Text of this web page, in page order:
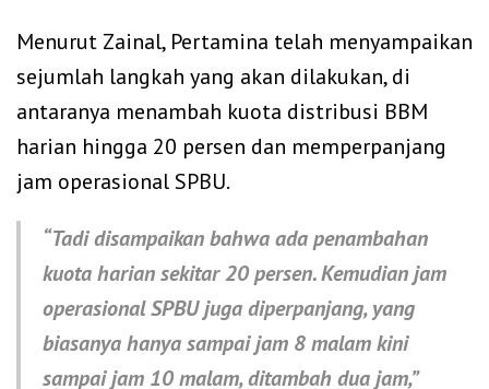
Menurut Zainal, Pertamina telah menyampaikan
sejumlah langkah yang akan dilakukan, di
antaranya menambah kuota distribusi BBM
harian hingga 20 persen dan memperpanjang
jam operasional SPBU.
“Tadi disampaikan bahwa ada penambahan
kuota harian sekitar 20 persen. Kemudian jam
operasional SPBU juga diperpanjang, yang
biasanya hanya sampai jam 8 malam kini
sampai jam 10 malam, ditambah dua jam,”